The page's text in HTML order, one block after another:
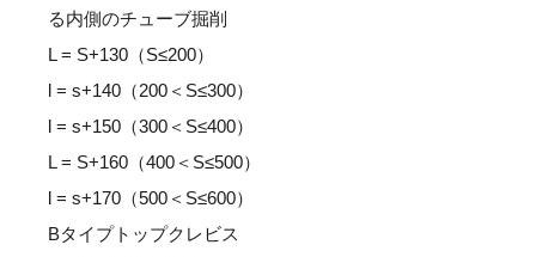
る内側のチューブ掘削
L = S+130（S≤200）
l = s+140（200＜S≤300）
l = s+150（300＜S≤400）
L = S+160（400＜S≤500）
l = s+170（500＜S≤600）
Bタイプトップクレビス